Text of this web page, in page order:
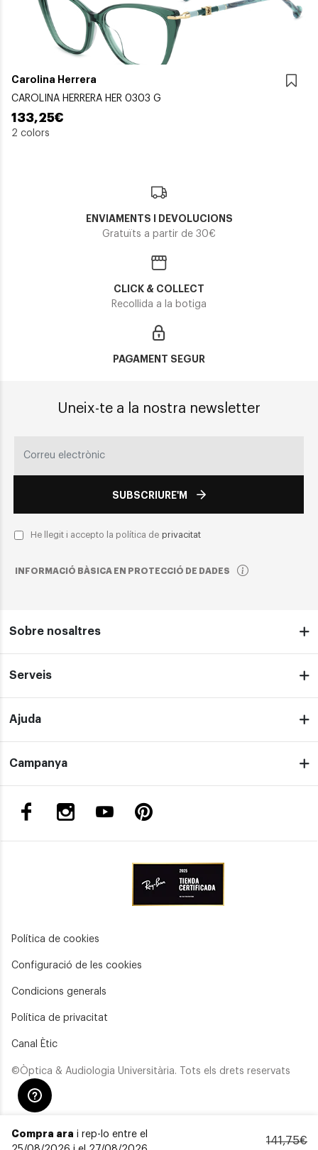
Compra ara i rep-lo entre el
141,75€
Carolina Herrera
CAROLINA HERRERA HER 0303 G
133,25€
2 colors
ENVIAMENTS I DEVOLUCIONS
Gratuïts a partir de 30€
CLICK & COLLECT
Recollida a la botiga
PAGAMENT SEGUR
Uneix-te a la nostra newsletter
SUBSCRIURE'M
He llegit i accepto la política de privacitat
INFORMACIÓ BÀSICA EN PROTECCIÓ DE DADES
Sobre nosaltres
Serveis
Ajuda
Campanya
Política de cookies
Configuració de les cookies
Condicions generals
Política de privacitat
Canal Ètic
©Òptica & Audiologia Universitària. Tots els drets reservats